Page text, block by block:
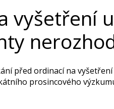
vyšetření u
před ordinací na
prosincového